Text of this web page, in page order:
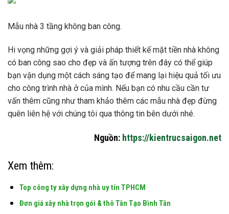
Mẫu nhà 3 tầng không ban công.
Hi vọng những gợi ý và giải pháp thiết kế mặt tiền nhà không
có ban công sao cho đẹp và ấn tượng trên đây có thể giúp
bạn vận dụng một cách sáng tạo để mang lại hiệu quả tối ưu
cho công trình nhà ở của mình. Nếu bạn có nhu cầu cần tư
vấn thêm cũng như tham khảo thêm các mẫu nhà đẹp đừng
quên liên hệ với chúng tôi qua thông tin bên dưới nhé.
Nguồn: https://kientrucsaigon.net
Xem thêm:
Top công ty xây dựng nhà uy tín TPHCM
Đơn giá xây nhà trọn gói & thô Tân Tạo Bình Tân